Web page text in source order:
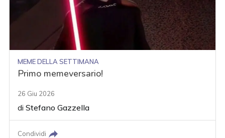
MEME DELLA SETTIMANA
Primo memeversario!
26 Giu 2026
diStefano Gazzella
Condividi